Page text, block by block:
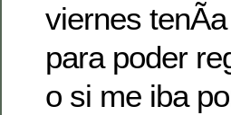
viernes
para poder
o si me iba